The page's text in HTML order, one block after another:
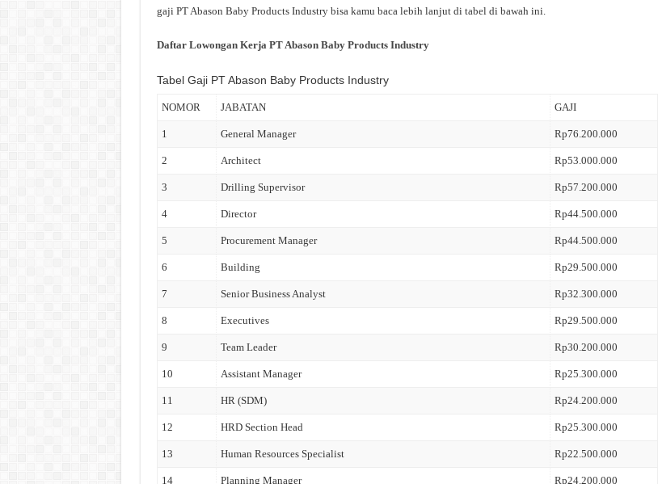
gaji PT Abason Baby Products Industry bisa kamu baca lebih lanjut di tabel di bawah ini.
Daftar Lowongan Kerja PT Abason Baby Products Industry
Tabel Gaji PT Abason Baby Products Industry
NOMOR JABATAN GAJI
1 General Manager Rp76.200.000
2 Architect Rp53.000.000
3 Drilling Supervisor Rp57.200.000
4 Director Rp44.500.000
5 Procurement Manager Rp44.500.000
6 Building Rp29.500.000
7 Senior Business Analyst Rp32.300.000
8 Executives Rp29.500.000
9 Team Leader Rp30.200.000
10 Assistant Manager Rp25.300.000
11 HR (SDM) Rp24.200.000
12 HRD Section Head Rp25.300.000
13 Human Resources Specialist Rp22.500.000
14 Planning Manager Rp24.200.000